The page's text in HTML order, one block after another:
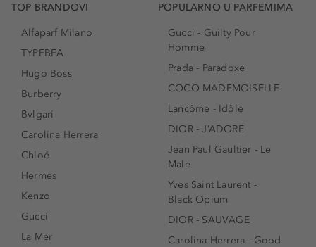
TOP BRANDOVI
Alfaparf Milano
TYPEBEA
Hugo Boss
Burberry
Bvlgari
Carolina Herrera
Chloé
Hermes
Kenzo
Gucci
La Mer
POPULARNO U PARFEMIMA
Gucci - Guilty Pour
Homme
Prada - Paradoxe
COCO MADEMOISELLE
Lancôme - Idôle
DIOR - J’ADORE
Jean Paul Gaultier - Le
Male
Yves Saint Laurent -
Black Opium
DIOR - SAUVAGE
Carolina Herrera - Good